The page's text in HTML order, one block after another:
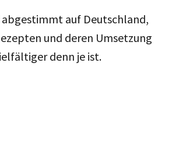
auf Deutschland,
und deren Umsetzung
denn je ist.